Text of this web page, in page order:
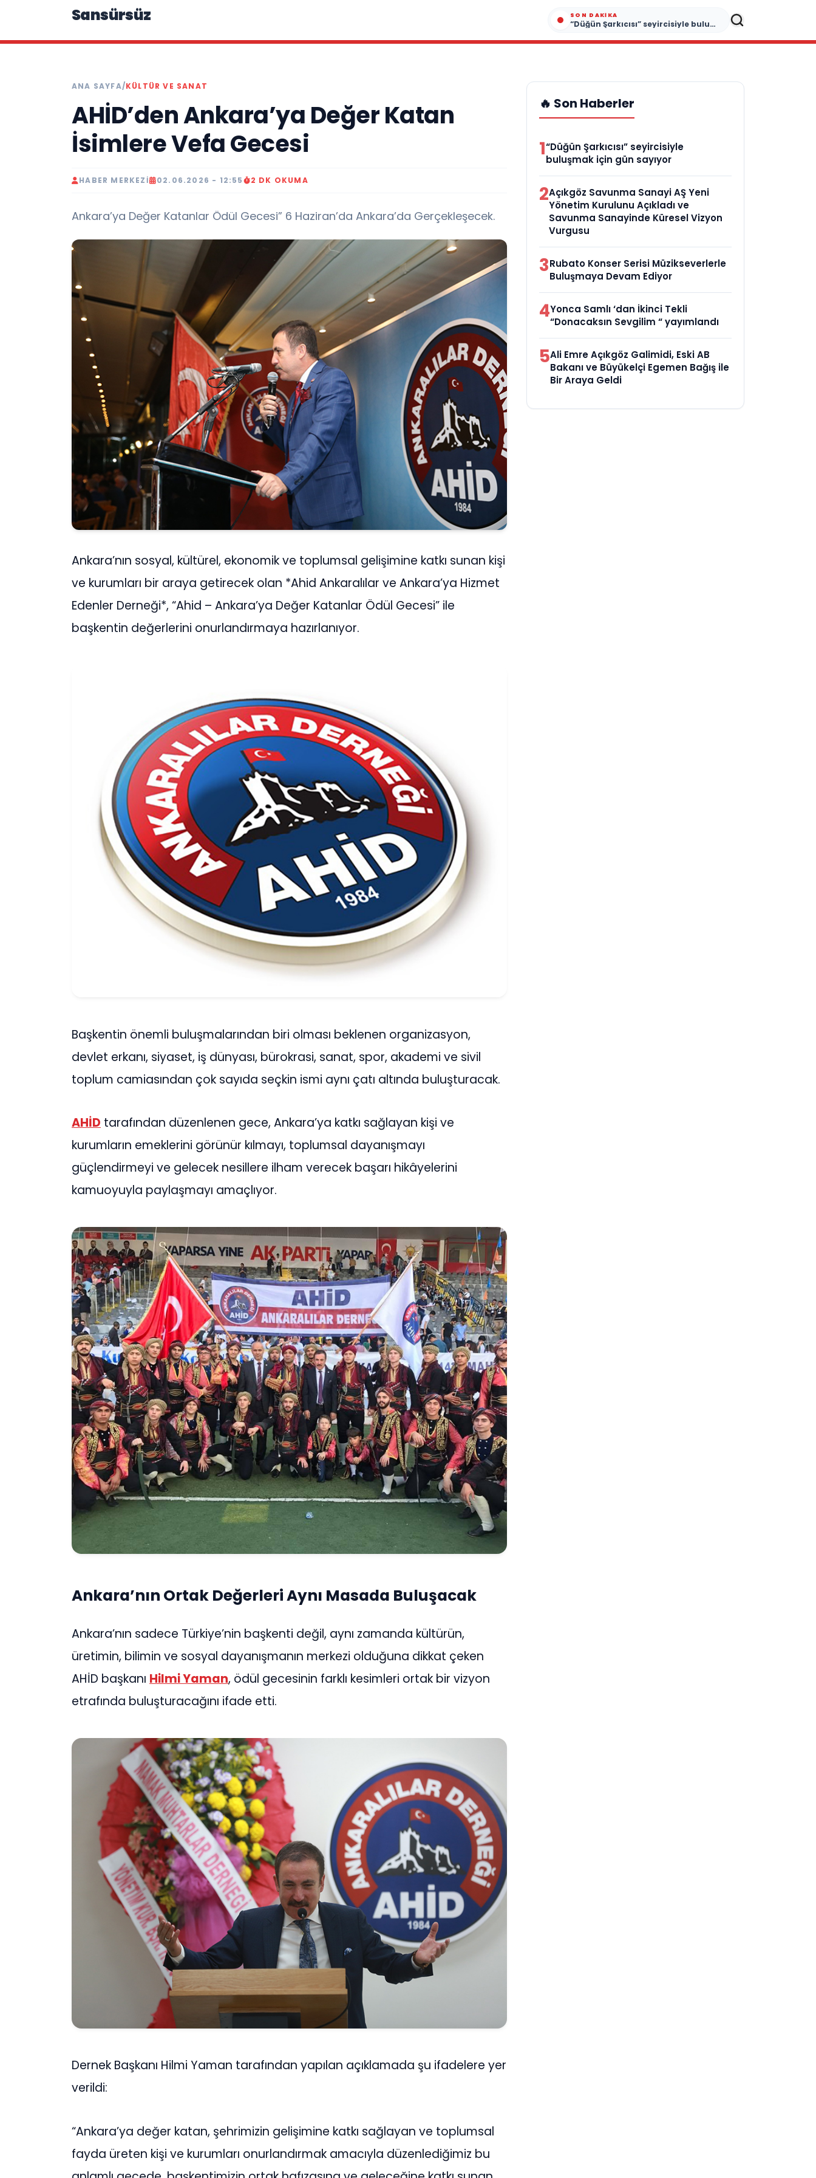
Sansürsüz SON DAKIKA
“Düğün Şarkıcısı” seyircisiyle buluşmak için gün sayıyor
ANA SAYFA/KÜLTÜR VE SANAT
AHİD’den Ankara’ya Değer Katan
İsimlere Vefa Gecesi
HABER MERKEZI 02.06.2026 - 12:55 2 DK OKUMA
Ankara’ya Değer Katanlar Ödül Gecesi” 6 Haziran’da Ankara’da Gerçekleşecek.
Ankara’nın sosyal, kültürel, ekonomik ve toplumsal gelişimine katkı sunan kişi
ve kurumları bir araya getirecek olan *Ahid Ankaralılar ve Ankara’ya Hizmet
Edenler Derneği*, “Ahid – Ankara’ya Değer Katanlar Ödül Gecesi” ile
başkentin değerlerini onurlandırmaya hazırlanıyor.
Başkentin önemli buluşmalarından biri olması beklenen organizasyon,
devlet erkanı, siyaset, iş dünyası, bürokrasi, sanat, spor, akademi ve sivil
toplum camiasından çok sayıda seçkin ismi aynı çatı altında buluşturacak.
AHİD tarafından düzenlenen gece, Ankara’ya katkı sağlayan kişi ve
kurumların emeklerini görünür kılmayı, toplumsal dayanışmayı
güçlendirmeyi ve gelecek nesillere ilham verecek başarı hikâyelerini
kamuoyuyla paylaşmayı amaçlıyor.
Ankara’nın Ortak Değerleri Aynı Masada Buluşacak
Ankara’nın sadece Türkiye’nin başkenti değil, aynı zamanda kültürün,
üretimin, bilimin ve sosyal dayanışmanın merkezi olduğuna dikkat çeken
AHİD başkanı Hilmi Yaman, ödül gecesinin farklı kesimleri ortak bir vizyon
etrafında buluşturacağını ifade etti.
Dernek Başkanı Hilmi Yaman tarafından yapılan açıklamada şu ifadelere yer
verildi:
“Ankara’ya değer katan, şehrimizin gelişimine katkı sağlayan ve toplumsal
fayda üreten kişi ve kurumları onurlandırmak amacıyla düzenlediğimiz bu
🔥 Son Haberler
1“Düğün Şarkıcısı” seyircisiyle
buluşmak için gün sayıyor
2Açıkgöz Savunma Sanayi AŞ Yeni
Yönetim Kurulunu Açıkladı ve
Savunma Sanayinde Küresel Vizyon
Vurgusu
3Rubato Konser Serisi Müzikseverlerle
Buluşmaya Devam Ediyor
4Yonca Samlı ‘dan İkinci Tekli
“Donacaksın Sevgilim “ yayımlandı
5Ali Emre Açıkgöz Galimidi, Eski AB
Bakanı ve Büyükelçi Egemen Bağış ile
Bir Araya Geldi